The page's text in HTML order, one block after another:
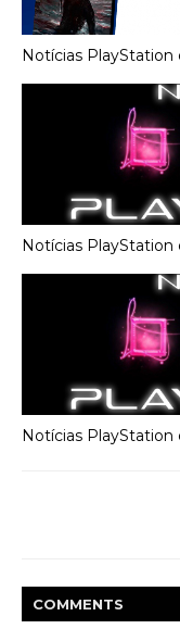
Notícias PlayStation
Notícias PlayStation
Notícias PlayStation
COMMENTS